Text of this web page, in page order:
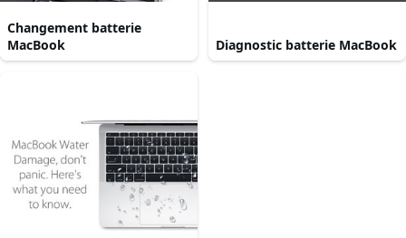
Changement batterie
MacBook
Diagnostic batterie MacBook